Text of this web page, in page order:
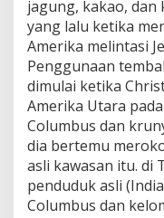
jagung, kakao, dan
yang lalu ketika
Amerika melintasi
Penggunaan
dimulai ketika
Amerika Utara
Columbus dan
dia bertemu
asli kawasan itu. di
penduduk asli
Columbus dan